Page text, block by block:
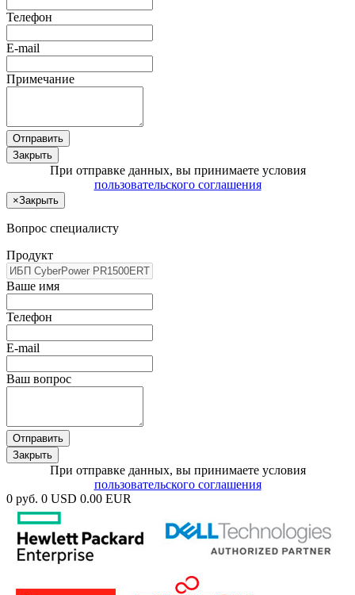
Телефон
E-mail
Примечание
Отправить
Закрыть
При отправке данных, вы принимаете условия
пользовательского соглашения
×Закрыть
Вопрос специалисту
Продукт
Ваше имя
Телефон
E-mail
Ваш вопрос
Отправить
Закрыть
При отправке данных, вы принимаете условия
пользовательского соглашения
0 руб. 0 USD 0.00 EUR